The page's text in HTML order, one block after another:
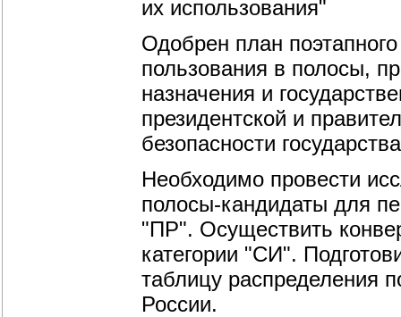
их использования"
Одобрен план
пользования в полосы,
назначения и
президентской и
безопасности
Необходимо провести
полосы-кандидаты для
"ПР". Осуществить
категории "СИ".
таблицу распределения
России.